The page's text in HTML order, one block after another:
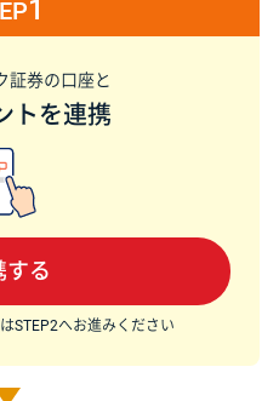
1
証券の口座と
トを連携
する
STEP2へお進みください